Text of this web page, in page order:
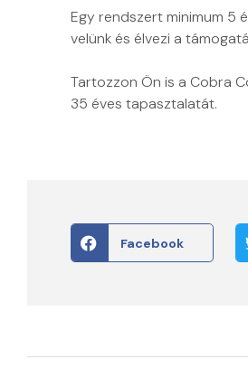
Egy rendszert minimum 5
velünk és élvezi a
Tartozzon Ön is a Cobra
35 éves tapasztalatát.
Facebook